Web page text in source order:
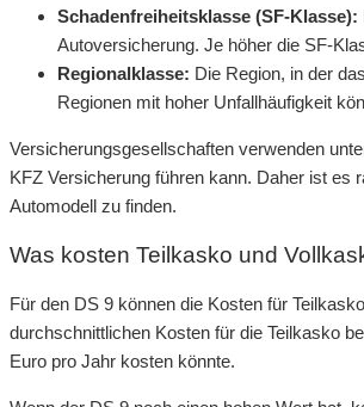
Schadenfreiheitsklasse (SF-Klasse):
Autoversicherung. Je höher die SF-
Regionalklasse: Die Region, in der
Regionen mit hoher Unfallhäufigkeit
Versicherungsgesellschaften verwenden
KFZ Versicherung führen kann. Daher ist es
Automodell zu finden.
Was kosten Teilkasko und
Für den DS 9 können die Kosten für
durchschnittlichen Kosten für die Teilkasko
Euro pro Jahr kosten könnte.